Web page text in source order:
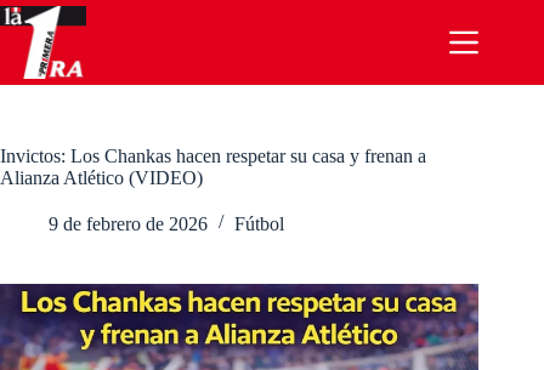
Saltar
al
contenido
Invictos: Los Chankas hacen respetar su casa y frenan a
Alianza Atlético (VIDEO)
9 de febrero de 2026 Fútbol